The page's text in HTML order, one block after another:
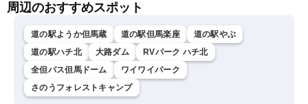
周辺のおすすめスポット
道の駅ようか但馬蔵 道の駅但馬楽座
道の駅やぶ
道の駅ハチ北
大路ダム
RVパーク ハチ北
全但バス但馬ドーム
ワイワイパーク
さのうフォレストキャンプ